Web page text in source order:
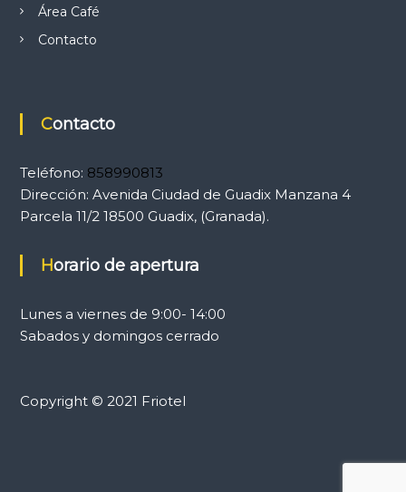
Área Café
Contacto
Contacto
Teléfono: 858990813
Dirección: Avenida Ciudad de Guadix Manzana 4
Parcela 11/2 18500 Guadix, (Granada).
Horario de apertura
Lunes a viernes de 9:00- 14:00
Sabados y domingos cerrado
Copyright © 2021 Friotel